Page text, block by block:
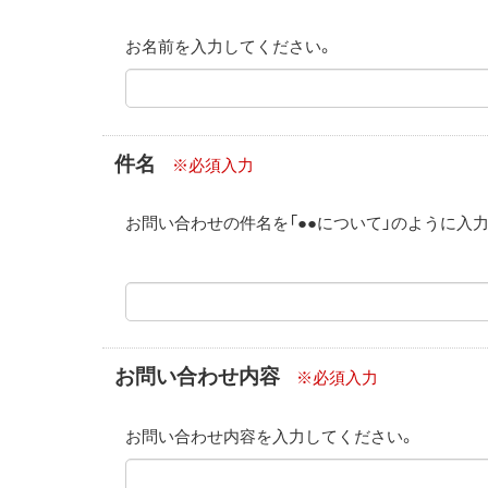
お名前を入力してください。
件名 ※必須入力
お問い合わせの件名を「●●について」のように入
お問い合わせ内容 ※必須入力
お問い合わせ内容を入力してください。